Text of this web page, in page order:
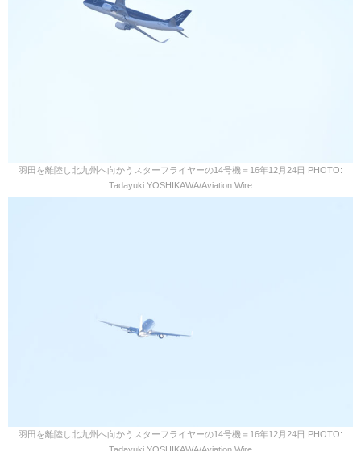
羽田を離陸し北九州へ向かうスターフライヤーの14号機＝16年12月24日 PHOTO:
Tadayuki YOSHIKAWA/Aviation Wire
羽田を離陸し北九州へ向かうスターフライヤーの14号機＝16年12月24日 PHOTO: